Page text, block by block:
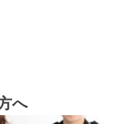
へ